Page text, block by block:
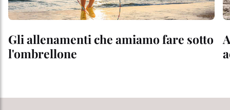
Gli allenamenti che amiamo fare sotto
l'ombrellone